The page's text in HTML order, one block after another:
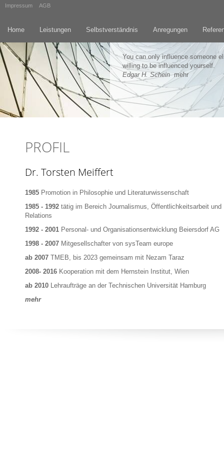
Impressum AGB
Home Leistungen Selbstverständnis Anregungen
You can only influence someone
willing to be influenced yourself.
Edgar H. Schein mehr
PROFIL
Dr. Torsten Meiffert
1985 Promotion in Philosophie und Literaturwissenschaft
1985 - 1992 tätig im Bereich Journalismus, Öffentlichkeitsarbeit und
Relations
1992 - 2001 Personal- und Organisationsentwicklung Beiersdorf AG
1998 - 2007 Mitgesellschafter von sysTeam europe
ab 2007 TMEB, bis 2023 gemeinsam mit Nezam Taraz
2008- 2016 Kooperation mit dem Hernstein Institut, Wien
ab 2010 Lehraufträge an der Technischen Universität Hamburg
mehr